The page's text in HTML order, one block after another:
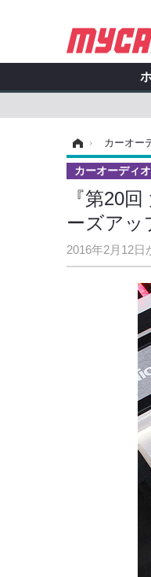
› カーオー
『第20
ーズアッ
2016年2月12
カーオーディオ